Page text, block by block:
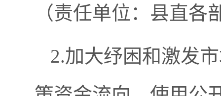
（责任单位：县直
2.加大纾困和激发